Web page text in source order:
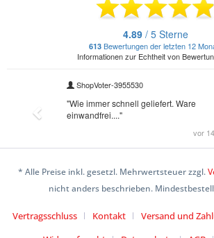
* Alle Preise inkl. gesetzl. Mehrwertsteuer zzgl.
nicht anders beschrieben.
Vertragsschluss Kontakt
Versand und